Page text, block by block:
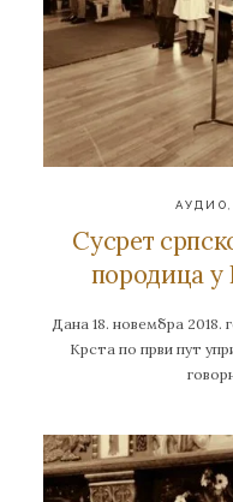
АУДИО
Сусрет
породица у
Дана 18. новембра
Крста по први пут